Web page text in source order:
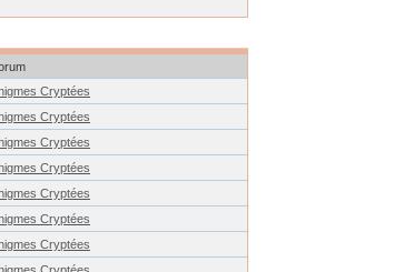
Cryptées
Cryptées
Cryptées
Cryptées
Cryptées
Cryptées
Cryptées